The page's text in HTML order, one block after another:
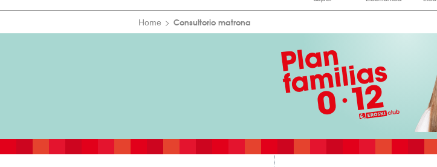
Home Consultorio matrona